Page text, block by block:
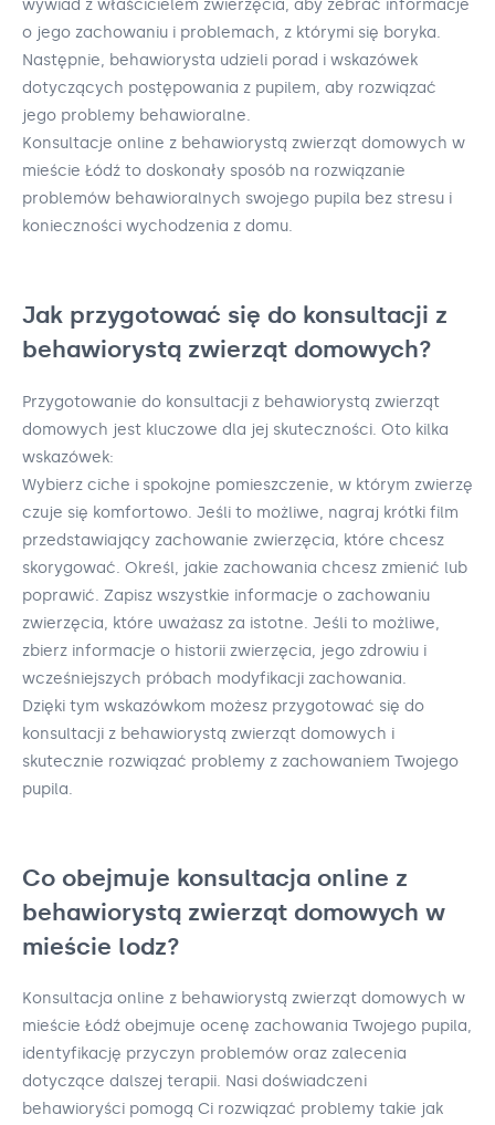
wywiad z właścicielem zwierzęcia, aby zebrać informacje
o jego zachowaniu i problemach, z którymi się boryka.
Następnie, behawiorysta udzieli porad i wskazówek
dotyczących postępowania z pupilem, aby rozwiązać
jego problemy behawioralne.
Konsultacje online z behawiorystą zwierząt domowych w
mieście Łódź to doskonały sposób na rozwiązanie
problemów behawioralnych swojego pupila bez stresu i
konieczności wychodzenia z domu.
Jak przygotować się do konsultacji z
behawiorystą zwierząt domowych?
Przygotowanie do konsultacji z behawiorystą zwierząt
domowych jest kluczowe dla jej skuteczności. Oto kilka
wskazówek:
Wybierz ciche i spokojne pomieszczenie, w którym zwierzę
czuje się komfortowo. Jeśli to możliwe, nagraj krótki film
przedstawiający zachowanie zwierzęcia, które chcesz
skorygować. Określ, jakie zachowania chcesz zmienić lub
poprawić. Zapisz wszystkie informacje o zachowaniu
zwierzęcia, które uważasz za istotne. Jeśli to możliwe,
zbierz informacje o historii zwierzęcia, jego zdrowiu i
wcześniejszych próbach modyfikacji zachowania.
Dzięki tym wskazówkom możesz przygotować się do
konsultacji z behawiorystą zwierząt domowych i
skutecznie rozwiązać problemy z zachowaniem Twojego
pupila.
Co obejmuje konsultacja online z
behawiorystą zwierząt domowych w
mieście lodz?
Konsultacja online z behawiorystą zwierząt domowych w
mieście Łódź obejmuje ocenę zachowania Twojego pupila,
identyfikację przyczyn problemów oraz zalecenia
dotyczące dalszej terapii. Nasi doświadczeni
behawioryści pomogą Ci rozwiązać problemy takie jak